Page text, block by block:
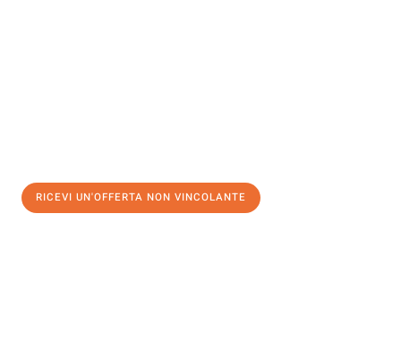
RICEVI UN'OFFERTA NON VINCOLANTE